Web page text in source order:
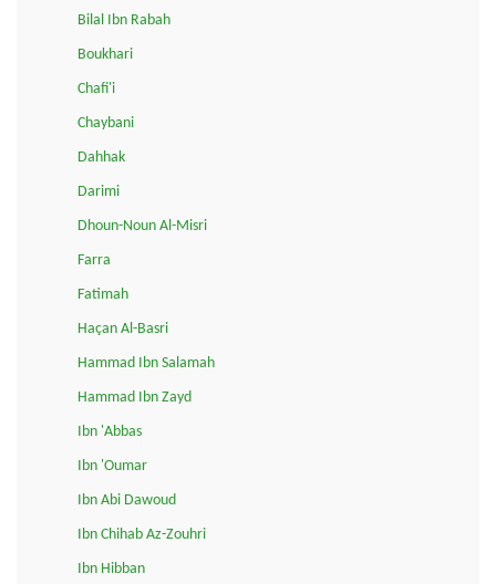
Bilal Ibn Rabah
Boukhari
Chafi'i
Chaybani
Dahhak
Darimi
Dhoun-Noun Al-Misri
Farra
Fatimah
Haçan Al-Basri
Hammad Ibn Salamah
Hammad Ibn Zayd
Ibn 'Abbas
Ibn 'Oumar
Ibn Abi Dawoud
Ibn Chihab Az-Zouhri
Ibn Hibban